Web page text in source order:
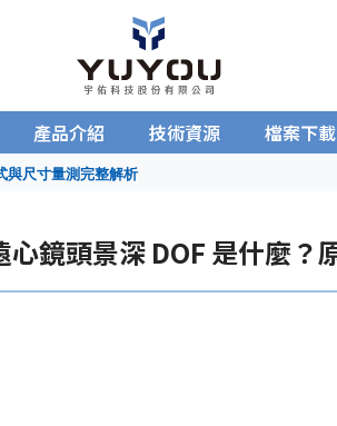
產品介紹 技術資源 檔案下載
與尺寸量測完整解析
心鏡頭景深 DOF 是什麼